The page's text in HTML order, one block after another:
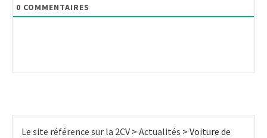
0 COMMENTAIRES
Le site référence sur la 2CV > Actualités > Voiture de